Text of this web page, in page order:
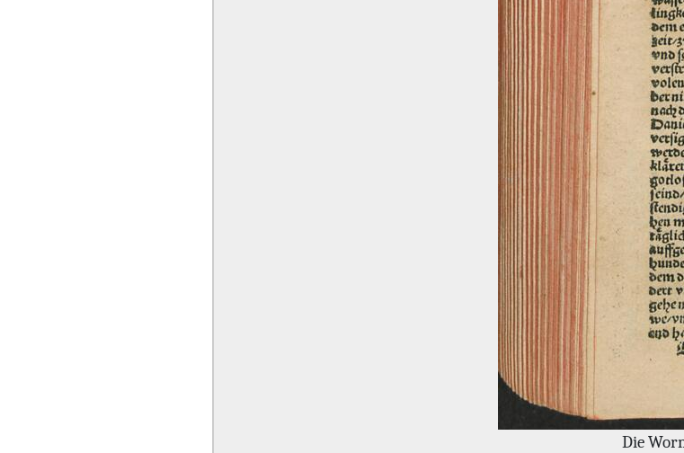
Die